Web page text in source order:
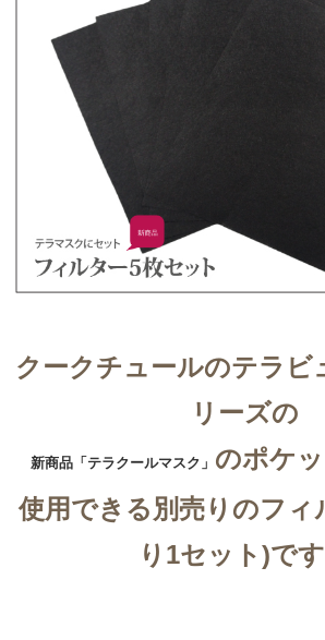
クークチュールのテラビ
リーズの
新商品「テラクールマスク」 のポケ
使用できる別売りのフィ
り1セット)です